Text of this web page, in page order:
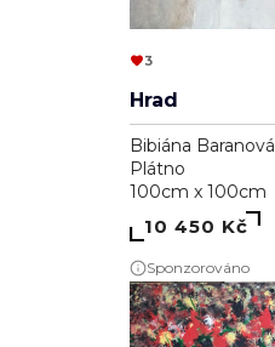
3
Hrad
Bibiána Baranová
Plátno
100cm x 100cm
10 450 Kč
Sponzorováno